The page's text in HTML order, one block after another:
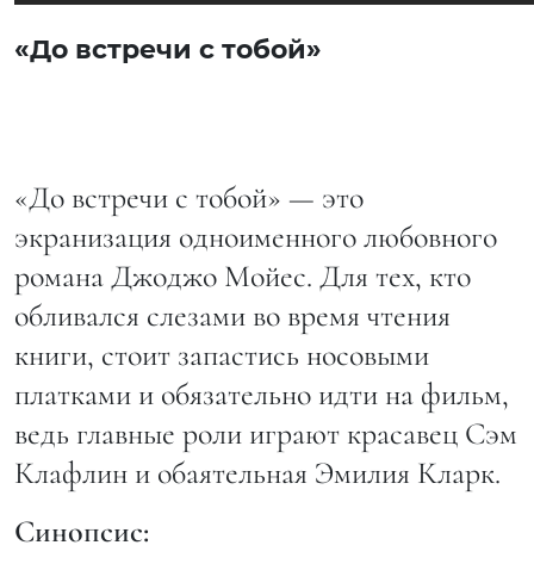
«До встречи с тобой»
«До встречи с тобой» — это
экранизация одноименного любовного
романа Джоджо Мойес. Для тех, кто
обливался слезами во время чтения
книги, стоит запастись носовыми
платками и обязательно идти на фильм,
ведь главные роли играют красавец Сэм
Клафлин и обаятельная Эмилия Кларк.
Синопсис: